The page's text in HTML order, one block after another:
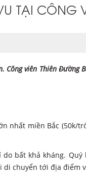
TẠI CÔNG
viên Thiên Đường
nhất miền Bắc (50k/
bất khả kháng. Quý
di chuyển tới địa điểm